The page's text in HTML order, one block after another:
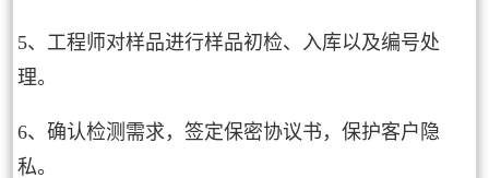
5、工程师对样品进行样品初检、入库以及编号处
理。
6、确认检测需求，签定保密协议书，保护客户隐
私。